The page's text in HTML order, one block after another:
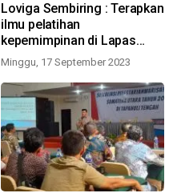
Loviga Sembiring : Terapkan
ilmu pelatihan
kepemimpinan di Lapas
kelas II Sibolga
Minggu, 17 September 2023